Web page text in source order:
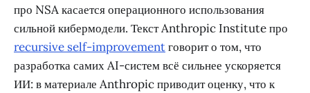
про NSA касается операционного использования
сильной кибермодели. Текст Anthropic Institute про
recursive self-improvementговорит о том, что
разработка самих AI-систем всё сильнее ускоряется
ИИ: в материале Anthropic приводит оценку, что к